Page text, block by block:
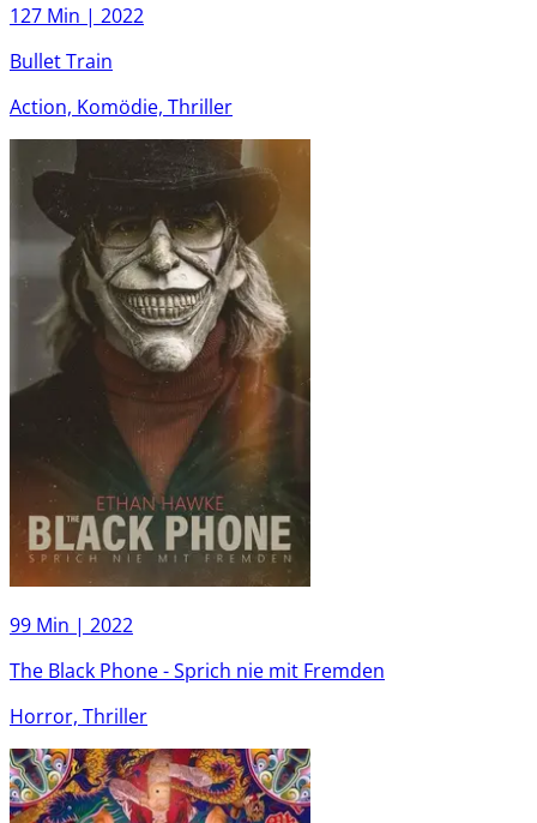
127 Min | 2022
Bullet Train
Action, Komödie, Thriller
99 Min | 2022
The Black Phone - Sprich nie mit Fremden
Horror, Thriller